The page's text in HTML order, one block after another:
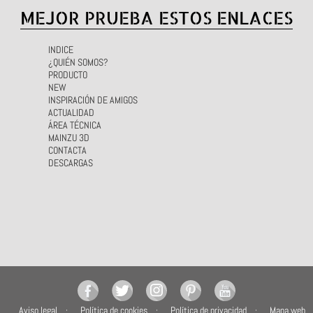
MEJOR PRUEBA ESTOS ENLACES
INDICE
¿QUIÉN SOMOS?
PRODUCTO
NEW
INSPIRACIÓN DE AMIGOS
ACTUALIDAD
ÁREA TÉCNICA
MAINZU 3D
CONTACTA
DESCARGAS
Aviso legal Política de cookies Política de privacidad Mapa web